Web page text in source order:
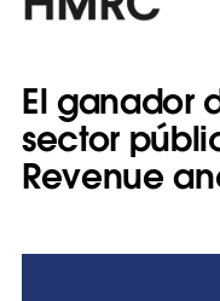
El ganador
sector
Revenue